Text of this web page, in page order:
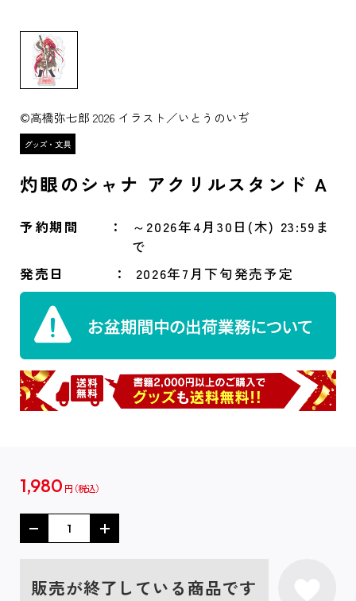
©高橋弥七郎 2026 イラスト／いとうのいぢ
灼眼のシャナ アクリルスタンド A
予約期間
～2026年4月30日(木) 23:59ま
で
発売日
2026年7月下旬発売予定
1,980 円
販売が終了している商品です